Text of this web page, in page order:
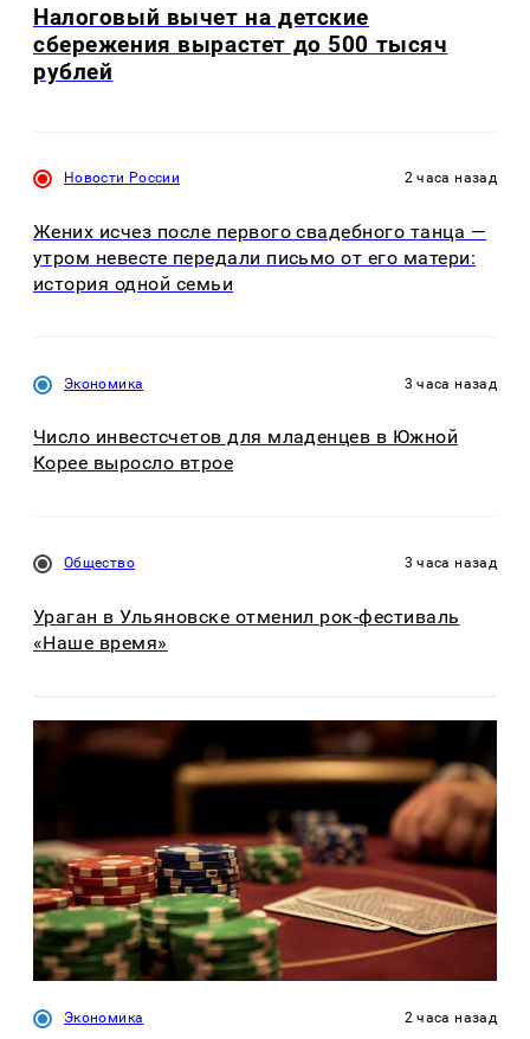
Налоговый вычет на детские
сбережения вырастет до 500 тысяч
рублей
Новости России 2 часа назад
Жених исчез после первого свадебного танца —
утром невесте передали письмо от его матери:
история одной семьи
Экономика 3 часа назад
Число инвестсчетов для младенцев в Южной
Корее выросло втрое
Общество 3 часа назад
Ураган в Ульяновске отменил рок-фестиваль
«Наше время»
Экономика 2 часа назад